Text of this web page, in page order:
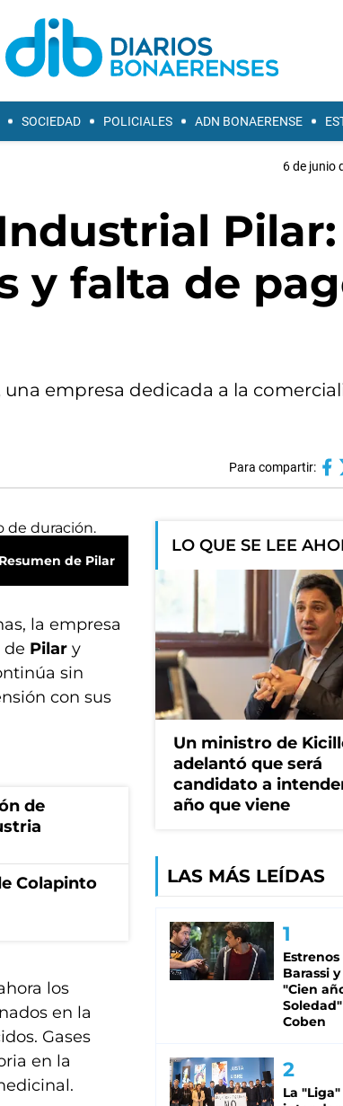
SOCIEDAD POLICIALES ADN BONAERENSE
6 de junio
Pilar:
y falta de
empresa dedicada a la
Para compartir:
Resumen de Pilar
la empresa
de Pilar y
sin
con sus
de
Colapinto
los
en la
Gases
en la
LO QUE SE LEE
Un ministro de
adelantó que será
candidato a
año que viene
LAS MÁS LEÍDAS
Estrenos
Barassi
"Cien
Coben
La